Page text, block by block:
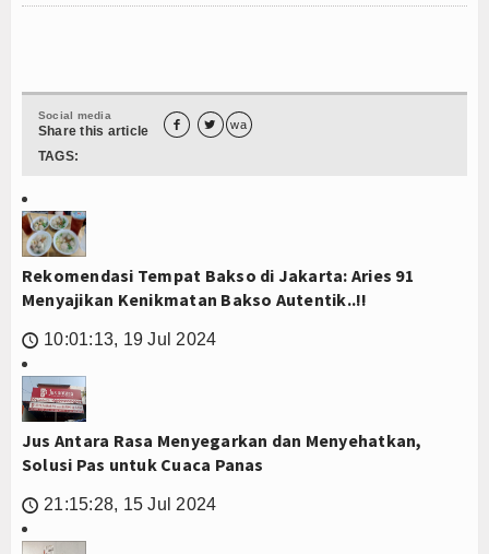
Social media
Share this article   wa
TAGS:
Rekomendasi Tempat Bakso di Jakarta: Aries 91
Menyajikan Kenikmatan Bakso Autentik..!!
🕔 10:01:13, 19 Jul 2024
Jus Antara Rasa Menyegarkan dan Menyehatkan,
Solusi Pas untuk Cuaca Panas
🕔 21:15:28, 15 Jul 2024